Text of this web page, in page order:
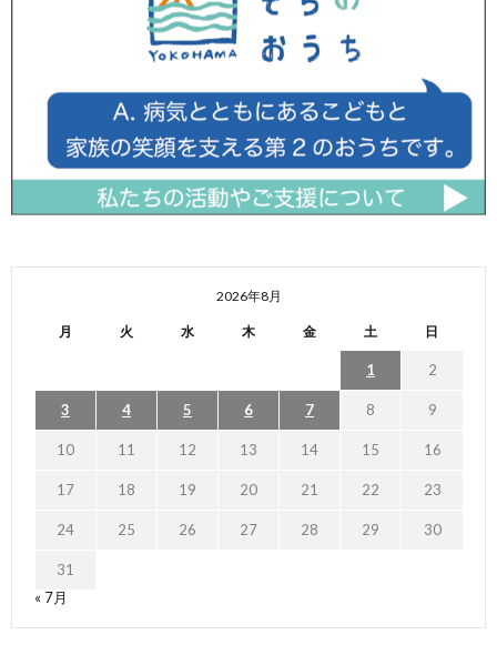
2026年8月
月 火 水 木 金 土 日
1 2
3 4 5 6 7 8 9
10 11 12 13 14 15 16
17 18 19 20 21 22 23
24 25 26 27 28 29 30
31
« 7月